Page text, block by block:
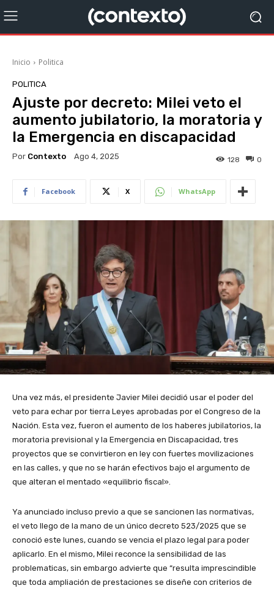
Inicio Politica
POLITICA
Ajuste por decreto: Milei veto el
aumento jubilatorio, la moratoria y
la Emergencia en discapacidad
Por Contexto Ago 4, 2025 0
128
Facebook X WhatsApp
Una vez más, el presidente Javier Milei decidió usar el poder del
veto para echar por tierra Leyes aprobadas por el Congreso de la
Nación. Esta vez, fueron el aumento de los haberes jubilatorios, la
moratoria previsional y la Emergencia en Discapacidad, tres
proyectos que se convirtieron en ley con fuertes movilizaciones
en las calles, y que no se harán efectivos bajo el argumento de
que alteran el mentado «equilibrio fiscal».
Ya anunciado incluso previo a que se sancionen las normativas,
el veto llego de la mano de un único decreto 523/2025 que se
conoció este lunes, cuando se vencia el plazo legal para poder
aplicarlo. En el mismo, Milei reconce la sensibilidad de las
problematicas, sin embargo advierte que “resulta imprescindible
que toda ampliación de prestaciones se diseñe con criterios de